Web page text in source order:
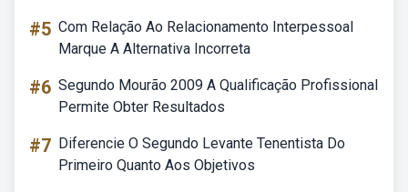
#5 Com Relação Ao Relacionamento Interpessoal
Marque A Alternativa Incorreta
#6 Segundo Mourão 2009 A Qualificação Profissional
Permite Obter Resultados
#7 Diferencie O Segundo Levante Tenentista Do
Primeiro Quanto Aos Objetivos